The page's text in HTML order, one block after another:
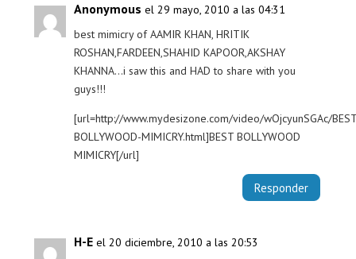
Anonymous el 29 mayo, 2010 a las 04:31
best mimicry of AAMIR KHAN, HRITIK
ROSHAN,FARDEEN,SHAHID KAPOOR,AKSHAY
KHANNA…i saw this and HAD to share with you
guys!!!
[url=http://www.mydesizone.com/video/wOjcyunSGAc/
BOLLYWOOD-MIMICRY.html]BEST BOLLYWOOD
MIMICRY[/url]
Responder
H-E el 20 diciembre, 2010 a las 20:53